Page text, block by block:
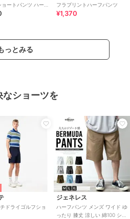
ートパンツ ハーパ
ン 夏 膝丈 ストレ
フラプリントハーフパンツ
¥1,370
っとみる
ショーツを
ドライゴルフショ
ジェネレス
ハーフパンツ メンズ ワイド ゆ
ったり 膝丈 涼しい 綿100 ショ